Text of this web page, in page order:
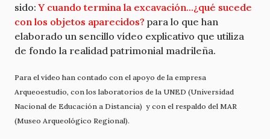
sido:Y cuando termina la excavación...¿qué sucede
con los objetos aparecidos? para lo que han
elaborado un sencillo vídeo explicativo que utiliza
de fondo la realidad patrimonial madrileña.
Para el vídeo han contado con el apoyo de la empresa
Arqueoestudio, con los laboratorios de la UNED (Universidad
Nacional de Educación a Distancia) y con el respaldo del MAR
(Museo Arqueológico Regional).